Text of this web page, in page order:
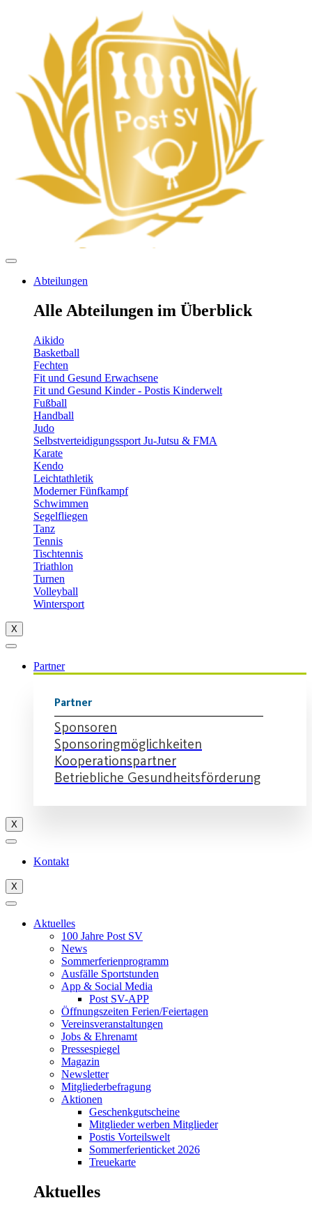
Abteilungen
Alle Abteilungen im Überblick
Aikido
Basketball
Fechten
Fit und Gesund Erwachsene
Fit und Gesund Kinder - Postis Kinderwelt
Fußball
Handball
Judo
Selbstverteidigungssport Ju-Jutsu & FMA
Karate
Kendo
Leichtathletik
Moderner Fünfkampf
Schwimmen
Segelfliegen
Tanz
Tennis
Tischtennis
Triathlon
Turnen
Volleyball
Wintersport
X
Partner
Partner
Sponsoren
Sponsoringmöglichkeiten
Kooperationspartner
Betriebliche Gesundheitsförderung
X
Kontakt
X
Aktuelles
100 Jahre Post SV
News
Sommerferienprogramm
Ausfälle Sportstunden
App & Social Media
Post SV-APP
Öffnungszeiten Ferien/Feiertagen
Vereinsveranstaltungen
Jobs & Ehrenamt
Pressespiegel
Magazin
Newsletter
Mitgliederbefragung
Aktionen
Geschenkgutscheine
Mitglieder werben Mitglieder
Postis Vorteilswelt
Sommerferienticket 2026
Treuekarte
Aktuelles